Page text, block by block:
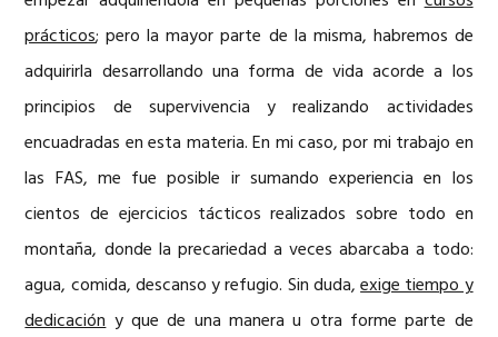
prácticos; pero la mayor parte de la misma, habremos de
adquirirla desarrollando una forma de vida acorde a los
principios de supervivencia y realizando actividades
encuadradas en esta materia. En mi caso, por mi trabajo en
las FAS, me fue posible ir sumando experiencia en los
cientos de ejercicios tácticos realizados sobre todo en
montaña, donde la precariedad a veces abarcaba a todo:
agua, comida, descanso y refugio. Sin duda,exige tiempo y
dedicacióny que de una manera u otra forme parte de